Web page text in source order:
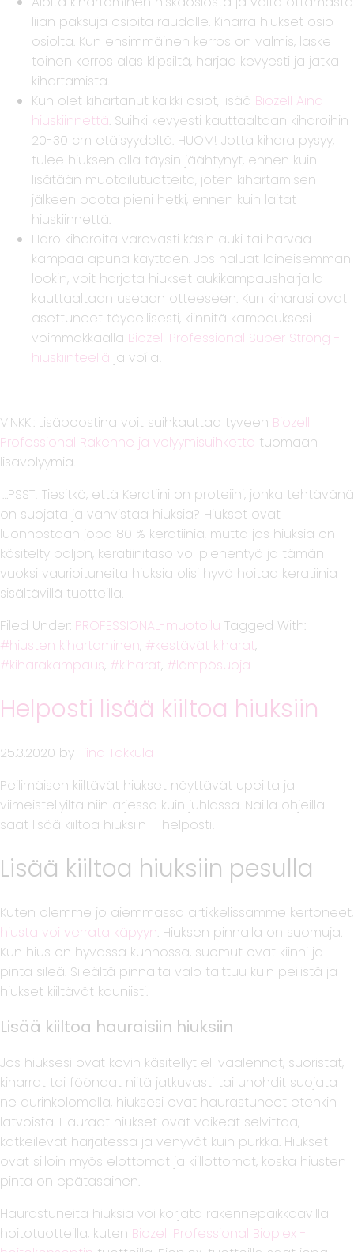
liian paksuja osioita raudalle. Kiharra hiukset osio
osiolta. Kun ensimmäinen kerros on valmis, laske
toinen kerros alas klipsiltä, harjaa kevyesti ja jatka
kihartamista.
Kun olet kihartanut kaikki osiot, lisää Biozell Aina -
hiuskiinnettä. Suihki kevyesti kauttaaltaan kiharoihin
20-30 cm etäisyydeltä. HUOM! Jotta kihara pysyy,
tulee hiuksen olla täysin jäähtynyt, ennen kuin
lisätään muotoilutuotteita, joten kihartamisen
jälkeen odota pieni hetki, ennen kuin laitat
hiuskiinnettä.
Haro kiharoita varovasti käsin auki tai harvaa
kampaa apuna käyttäen. Jos haluat laineisemman
lookin, voit harjata hiukset aukikampausharjalla
kauttaaltaan useaan otteeseen. Kun kiharasi ovat
asettuneet täydellisesti, kiinnitä kampauksesi
voimmakkaalla Biozell Professional Super Strong -
hiuskiinteellä ja voíla!
VINKKI: Lisäboostina voit suihkauttaa tyveen Biozell
Professional Rakenne ja volyymisuihketta tuomaan
lisävolyymia.
…PSST! Tiesitkö, että Keratiini on proteiini, jonka tehtävänä
on suojata ja vahvistaa hiuksia? Hiukset ovat
luonnostaan jopa 80 % keratiinia, mutta jos hiuksia on
käsitelty paljon, keratiinitaso voi pienentyä ja tämän
vuoksi vaurioituneita hiuksia olisi hyvä hoitaa keratiinia
sisältävillä tuotteilla.
Filed Under: PROFESSIONAL-muotoilu Tagged With:
hiusten kihartaminen, kestävät kiharat,
kiharakampaus, kiharat, lämpösuoja
Helposti lisää kiiltoa hiuksiin
25.3.2020 by Tiina Takkula
Peilimäisen kiiltävät hiukset näyttävät upeilta ja
viimeistellyiltä niin arjessa kuin juhlassa. Näillä ohjeilla
saat lisää kiiltoa hiuksiin – helposti!
Lisää kiiltoa hiuksiin pesulla
Kuten olemme jo aiemmassa artikkelissamme kertoneet,
hiusta voi verrata käpyyn. Hiuksen pinnalla on suomuja.
Kun hius on hyvässä kunnossa, suomut ovat kiinni ja
pinta sileä. Sileältä pinnalta valo taittuu kuin peilistä ja
hiukset kiiltävät kauniisti.
Lisää kiiltoa hauraisiin hiuksiin
Jos hiuksesi ovat kovin käsitellyt eli vaalennat, suoristat,
kiharrat tai föönaat niitä jatkuvasti tai unohdit suojata
ne aurinkolomalla, hiuksesi ovat haurastuneet etenkin
latvoista. Hauraat hiukset ovat vaikeat selvittää,
katkeilevat harjatessa ja venyvät kuin purkka. Hiukset
ovat silloin myös elottomat ja kiillottomat, koska hiusten
pinta on epätasainen.
Haurastuneita hiuksia voi korjata rakennepaikkaavilla
hoitotuotteilla, kuten Biozell Professional Bioplex -